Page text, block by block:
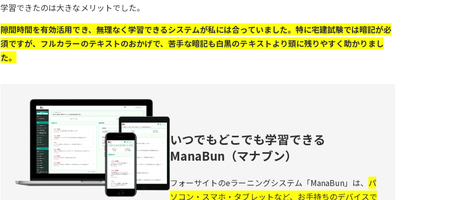
学習できたのは大きなメリットでした。
隙間時間を有効活用でき、無理なく学習できるシステムが私には合っていました。特に宅建試験では暗記が必
須ですが、フルカラーのテキストのおかげで、苦手な暗記も白黒のテキストより頭に残りやすく助かりまし
た。
いつでもどこでも学習できる
ManaBun（マナブン）
フォーサイトのeラーニングシステム「ManaBun」は、 パ
ソコン・スマホ・タブレットなど、お手持ちのデバイスで